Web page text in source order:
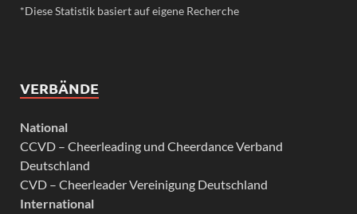
*Diese Statistik basiert auf eigene Recherche
VERBÄNDE
National
CCVD – Cheerleading und Cheerdance Verband
Deutschland
CVD – Cheerleader Vereinigung Deutschland
International